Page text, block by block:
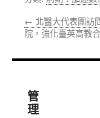
← 北醫大代表團訪
院，強化臺英高教
管
理